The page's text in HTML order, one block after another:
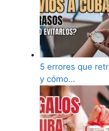
5 errores que
y cómo…